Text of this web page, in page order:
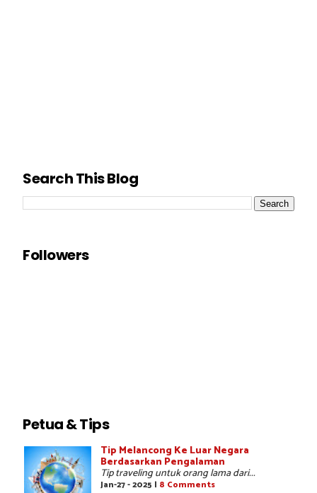
Search This Blog
Followers
Petua & Tips
Tip Melancong Ke Luar Negara
Berdasarkan Pengalaman
Tip traveling untuk orang lama dari...
Jan-27 - 2025 | 8 Comments